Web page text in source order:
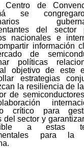
de
se
del sector
nacionales e
información
de
políticas
objetivo de este
estrategias
la resiliencia de
de
crítico para
del sector y
a estas
para la